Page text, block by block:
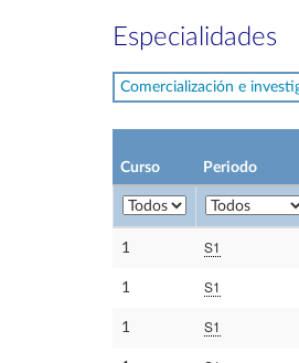
Especialidades
Comercialización e
Curso Periodo
1 S1
1 S1
1 S1